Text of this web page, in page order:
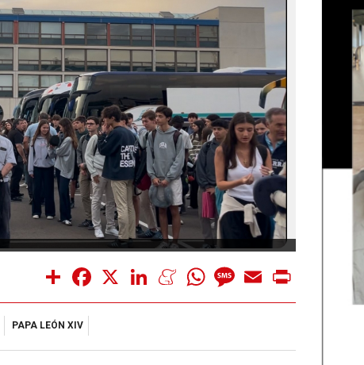
Share Facebook LinkedInMeneameWhatsAppMessage
Email
PAPA LEÓN XIV